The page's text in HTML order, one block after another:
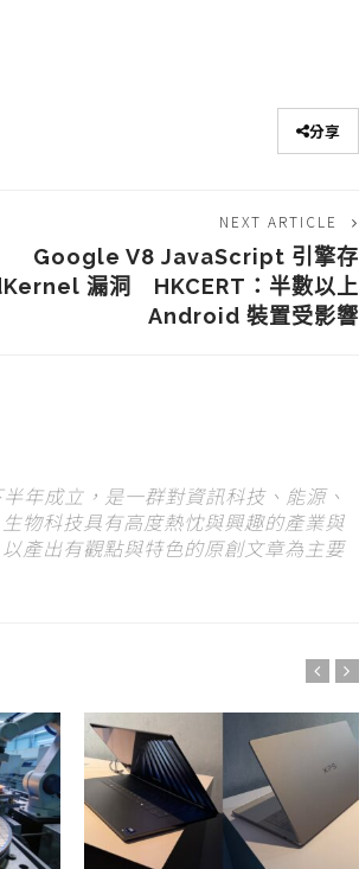
分享
NEXT ARTICLE
Google V8 JavaScript 引擎存
漏洞 HKCERT：半數以上
Android 裝置受影響
年成立，是一群對資訊科技、能源、
物科技具有高度熱忱與興趣的產業與
產出有觀點與特色的原創文章為主要